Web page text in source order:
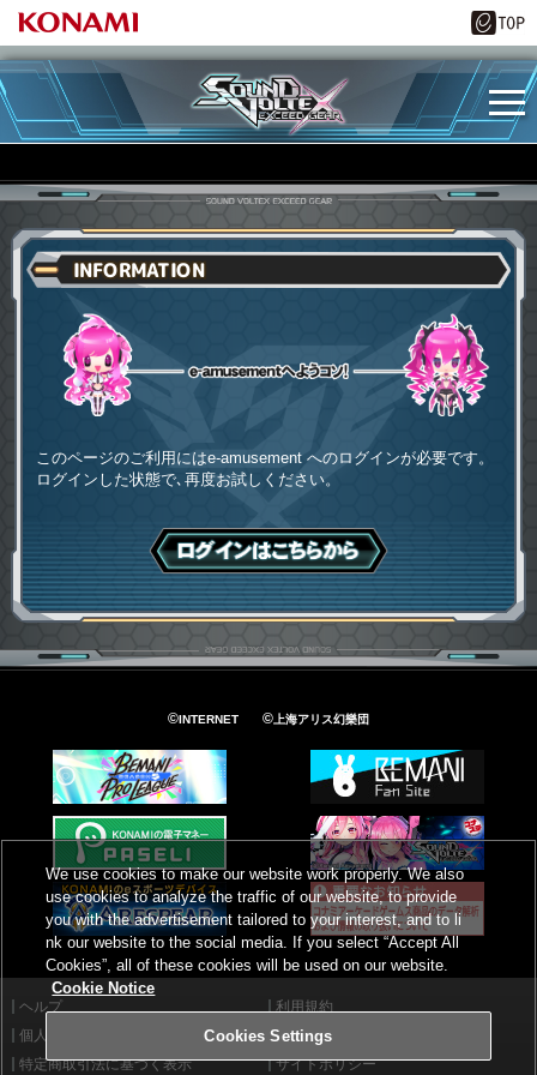
INFORMATION
このページのご利用にはe-amusement へのログインが必要です。
ログインした状態で､再度お試しください。
ログインはこちら
©INTERNET ©上海アリス幻樂団
ヘルプ
利用規約
個人情報等保護方針
外部送信について
特定商取引法に基づく表示
サイトポリシー
We use cookies to make our website work properly. We also
use cookies to analyze the traffic of our website, to provide
you with the advertisement tailored to your interest, and to li
nk our website to the social media. If you select “Accept All
Cookies”, all of these cookies will be used on our website.
Cookie Notice
Cookies Settings